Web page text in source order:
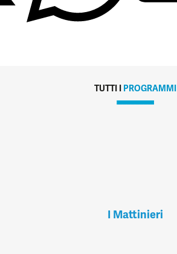
TUTTI I PROGRAMMI
I Mattinieri